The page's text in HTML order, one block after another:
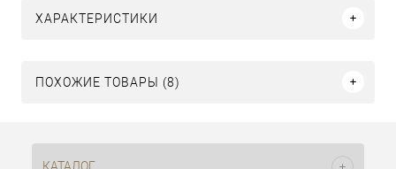
ХАРАКТЕРИСТИКИ
ПОХОЖИЕ ТОВАРЫ (8)